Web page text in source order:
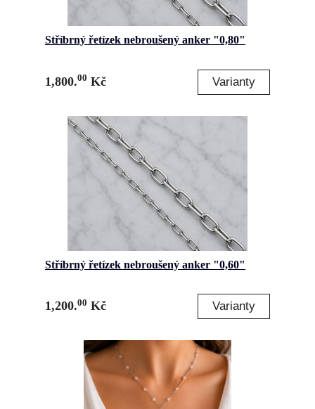
Stříbrný řetízek nebroušený anker "0,80"
1,800.00 Kč
Stříbrný řetízek nebroušený anker "0,60"
1,200.00 Kč